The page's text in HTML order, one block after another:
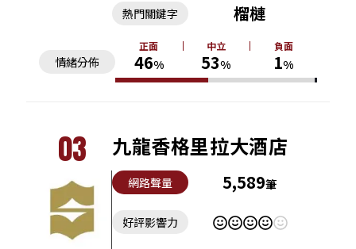
情緒分佈
正面
46%
中立
53%
負面
1%
熱門關鍵字 榴槤
03 九龍香格里拉大酒店
網路聲量 5,589筆
好評影響力